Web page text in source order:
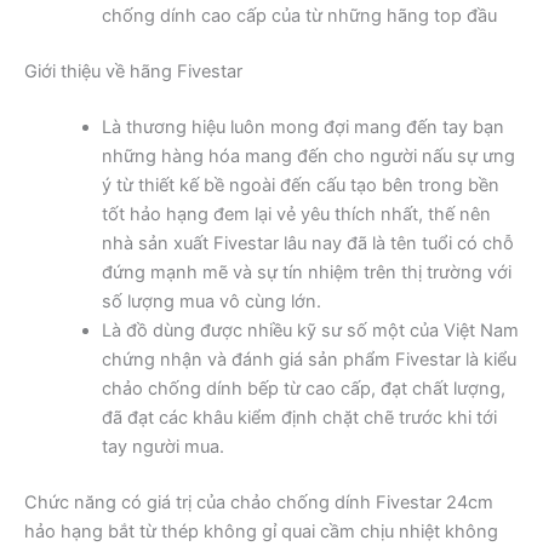
chống dính cao cấp của từ những hãng top đầu
Giới thiệu về hãng Fivestar
Là thương hiệu luôn mong đợi mang đến tay bạn
những hàng hóa mang đến cho người nấu sự ưng
ý từ thiết kế bề ngoài đến cấu tạo bên trong bền
tốt hảo hạng đem lại vẻ yêu thích nhất, thế nên
nhà sản xuất Fivestar lâu nay đã là tên tuổi có chỗ
đứng mạnh mẽ và sự tín nhiệm trên thị trường với
số lượng mua vô cùng lớn.
Là đồ dùng được nhiều kỹ sư số một của Việt Nam
chứng nhận và đánh giá sản phẩm Fivestar là kiểu
chảo chống dính bếp từ cao cấp, đạt chất lượng,
đã đạt các khâu kiểm định chặt chẽ trước khi tới
tay người mua.
Chức năng có giá trị của chảo chống dính Fivestar 24cm
hảo hạng bắt từ thép không gỉ quai cầm chịu nhiệt không